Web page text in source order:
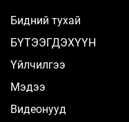
Бидний тухай
БҮТЭЭГДЭХҮҮН
Үйлчилгээ
Мэдээ
Видеонууд